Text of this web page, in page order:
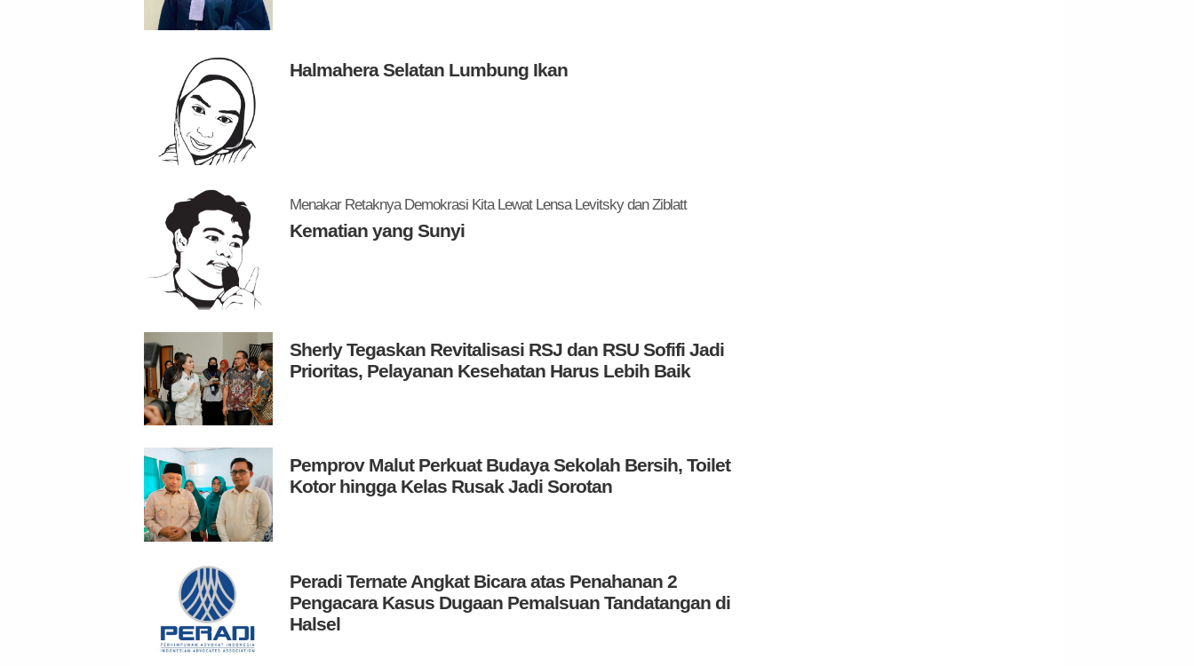
Halmahera Selatan Lumbung Ikan
Menakar Retaknya Demokrasi Kita Lewat Lensa Levitsky dan Ziblatt
Kematian yang Sunyi
Sherly Tegaskan Revitalisasi RSJ dan RSU Sofifi Jadi
Prioritas, Pelayanan Kesehatan Harus Lebih Baik
Pemprov Malut Perkuat Budaya Sekolah Bersih, Toilet
Kotor hingga Kelas Rusak Jadi Sorotan
Peradi Ternate Angkat Bicara atas Penahanan 2
Pengacara Kasus Dugaan Pemalsuan Tandatangan di
Halsel